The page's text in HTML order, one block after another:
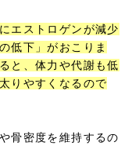
エストロゲンが減少
低下」がおこりま
と、体力や代謝も低
りやすくなるので
骨密度を維持するの